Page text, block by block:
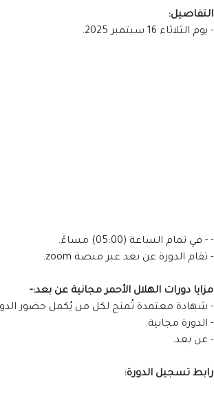
التفاصيل:
- يوم الثلاثاء 16 سبتمبر 2025.
- - في تمام الساعة (05:00) مساءً.
- تقام الدورة عن بعد عبر منصة zoom.
مزايا دورات الهلال الأحمر مجانية عن بعد:-
- شهادة معتمدة تُمنح لكل من يُكمل حضور
- الدورة مجانية.
- عن بعد.
رابط تسجيل الدورة: